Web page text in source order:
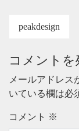
peakdesign
コメントを
メールアドレス
いている欄は必
コメント ※